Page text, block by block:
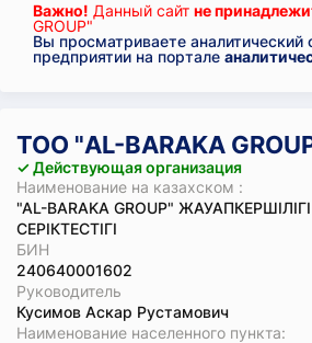
Важно! Данный сайт не
GROUP"
Вы просматриваете аналитический
предприятии на портале
ТОО "AL-BARAKA
✓ Действующая организация
Наименование на казахском :
"AL-BARAKA GROUP"
СЕРІКТЕСТІГІ
БИН
240640001602
Руководитель
Кусимов Аскар Рустамович
Наименование населенного пункта: